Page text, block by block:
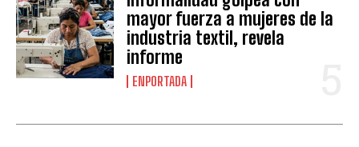
mayor fuerza a mujeres de la
industria textil, revela
informe
ENPORTADA